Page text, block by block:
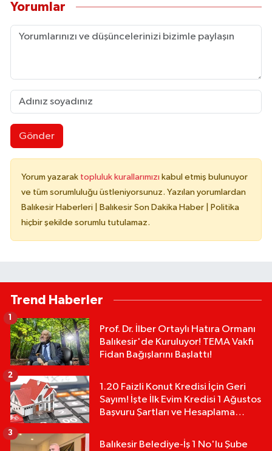
Yorumlar
Gönder
Yorum yazarak topluluk kurallarımızı kabul etmiş bulunuyor
ve tüm sorumluluğu üstleniyorsunuz. Yazılan yorumlardan
Balıkesir Haberleri | Balıkesir Son Dakika Haber | Politika
hiçbir şekilde sorumlu tutulamaz.
Trend Haberler
Prof. Dr. İlber Ortaylı Hatıra Ormanı
Balıkesir'de Kuruluyor! TEMA Vakfı
Fidan Bağışlarını Başlattı!
1
1.20 Faizli Konut Kredisi İçin Geri
Sayım! İşte İlk Evim Kredisi 1 Ağustos
Başvuru Şartları ve Hesaplama
2
Balıkesir Belediye-İş 1 No'lu Şube
3